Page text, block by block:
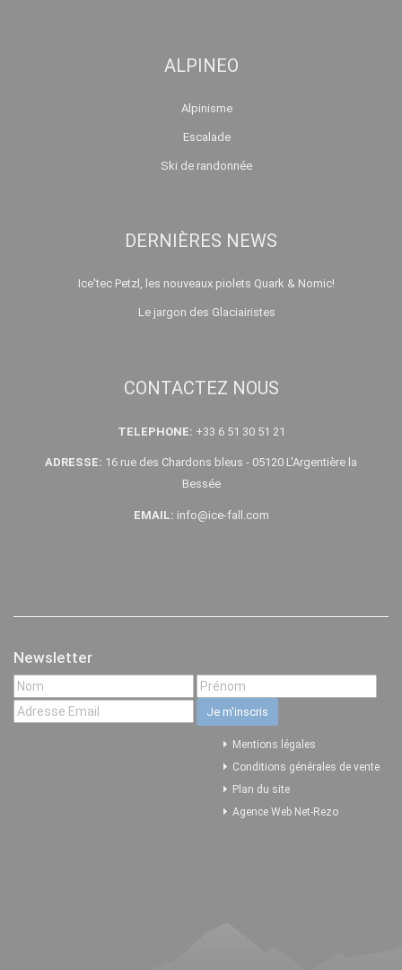
ALPINEO
Alpinisme
Escalade
Ski de randonnée
DERNIÈRES NEWS
Ice'tec Petzl, les nouveaux piolets Quark & Nomic!
Le jargon des Glaciairistes
CONTACTEZ NOUS
TELEPHONE: +33 6 51 30 51 21
ADRESSE: 16 rue des Chardons bleus - 05120 L'Argentière la
Bessée
EMAIL: info@ice-fall.com
Newsletter
Mentions légales
Conditions générales de vente
Plan du site
Agence Web Net-Rezo